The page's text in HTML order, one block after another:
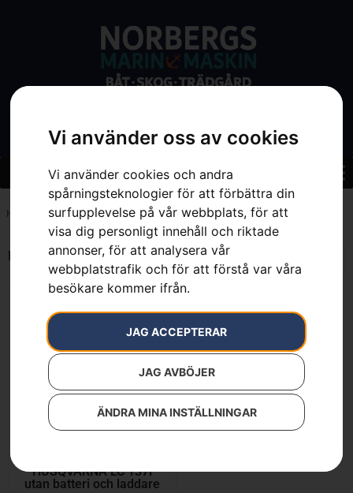
Vi använder oss av cookies
Vi använder cookies och andra
spårningsteknologier för att förbättra din
surfupplevelse på vår webbplats, för att
visa dig personligt innehåll och riktade
annonser, för att analysera vår
webbplatstrafik och för att förstå var våra
besökare kommer ifrån.
JAG ACCEPTERAR
JAG AVBÖJER
ÄNDRA MINA INSTÄLLNINGAR
Hem 0.5 kW
Endast ett sökresultat
HUSQVARNA LC 137i
utan batteri och laddare